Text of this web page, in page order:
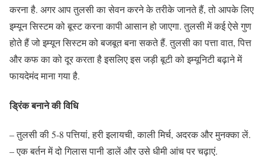
करना है. अगर आप तुलसी का सेवन करने के तरीके जानते हैं, तो आपके लिए
इम्यून सिस्टम को बूस्ट करना कापी आसान हो जाएगा. तुलसी में कई ऐसे गुण
होते हैं जो इम्यून सिस्टम को बजबूत बना सकते हैं. तुलसी का पत्ता वात, पित्त
और कफ का को दूर करता है इसलिए इस जड़ी बूटी को इम्यूनिटी बढ़ाने में
फायदेमंद माना गया है.
ड्रिंक बनाने की विधि
– तुलसी की 5-8 पत्तियां, हरी इलायची, काली मिर्च, अदरक और मुनक्का लें.
– एक बर्तन में दो गिलास पानी डालें और उसे धीमी आंच पर चढ़ाएं.